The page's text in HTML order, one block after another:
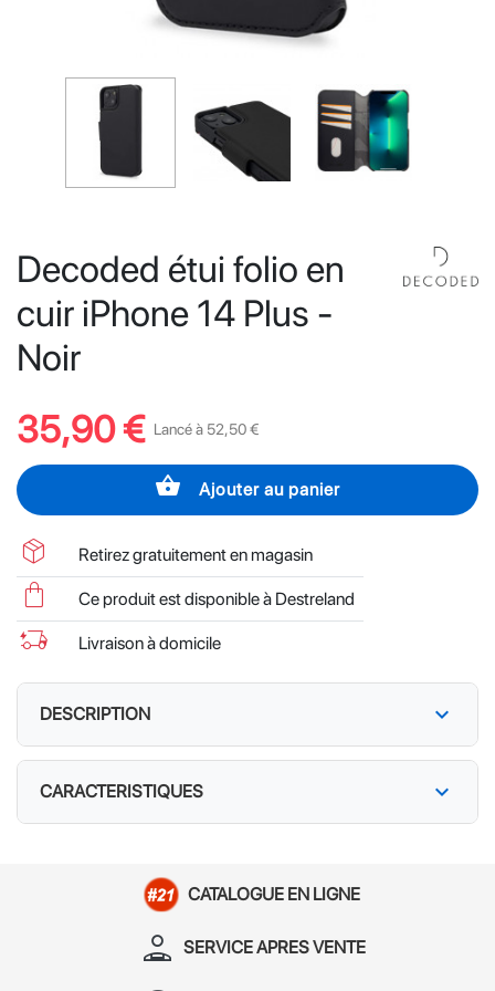
Decoded étui folio en
cuir iPhone 14 Plus -
Noir
35,90 € Lancé à 52,50 €
shopping_basket Ajouter au panier
package_2 Retirez gratuitement en magasin
shopping_bag Ce produit est disponible à Destreland
delivery_truck_bolt Livraison à domicile
DESCRIPTION expand_more
CARACTERISTIQUES expand_more
CATALOGUE EN LIGNE
person_apron SERVICE APRES VENTE